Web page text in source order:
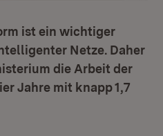
ist ein wichtiger
Netze. Daher
die Arbeit der
Jahre mit knapp 1,7